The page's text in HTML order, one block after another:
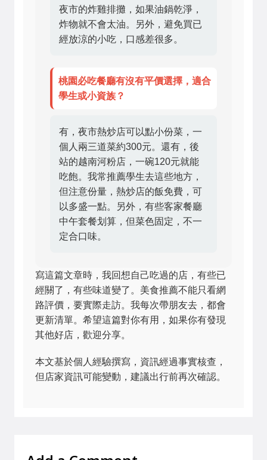
夜市的炸雞排攤，如果油鍋乾淨，
炸物就不會太油。另外，避免買已
經放涼的小吃，口感差很多。
桃園必吃餐廳有沒有平價選擇，適合
學生或小資族？
有，夜市熱炒店可以點小份菜，一
個人兩三道菜約300元。還有，後
站的越南河粉店，一碗120元就能
吃飽。我常推薦學生去這些地方，
但注意份量，熱炒店的飯免費，可
以多盛一點。另外，有些客家餐廳
中午套餐划算，但菜色固定，不一
定合口味。
寫這篇文章時，我回想自己吃過的店，有些已
經關了，有些味道變了。美食推薦不能只看網
路評價，要實際走訪。我每次帶朋友去，都會
更新清單。希望這篇對你有用，如果你有發現
其他好店，歡迎分享。
本文基於個人經驗撰寫，資訊經過事實核查，
但店家資訊可能變動，建議出行前再次確認。